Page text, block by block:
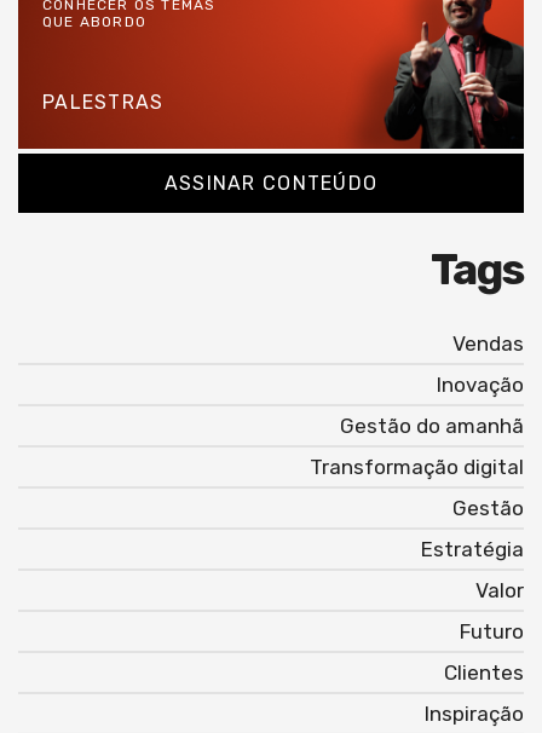
CONHECER OS TEMAS
QUE ABORDO
PALESTRAS
ASSINAR CONTEÚDO
Tags
Vendas
Inovação
Gestão do amanhã
Transformação digital
Gestão
Estratégia
Valor
Futuro
Clientes
Inspiração